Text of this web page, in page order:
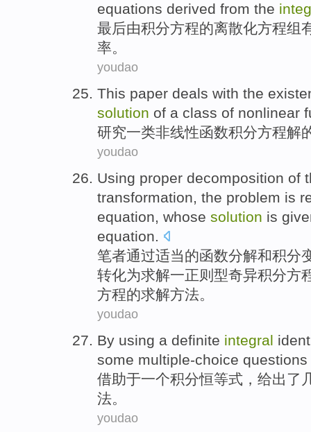
equations derived from the
最后由积分方程的离散化方程组
率。
youdao
This paper deals with the
solution of a class of nonlinear
研究一类非线性函数积分方程解
youdao
Using proper decomposition of
transformation, the problem is
equation, whose solution is
equation.
笔者通过适当的函数分解和积分
转化为求解一正则型奇异积分方
方程的求解方法。
youdao
By using a definite integral
some multiple-choice questions
借助于一个积分恒等式 ， 给出了
法。
youdao